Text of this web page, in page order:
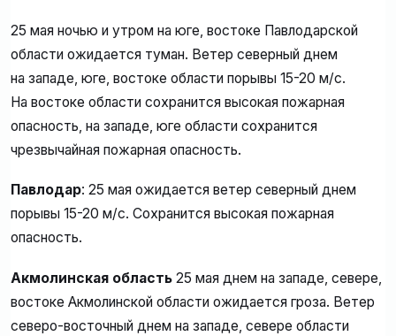
25 мая ночью и утром на юге, востоке Павлодарской
области ожидается туман. Ветер северный днем
на западе, юге, востоке области порывы 15-20 м/с.
На востоке области сохранится высокая пожарная
опасность, на западе, юге области сохранится
чрезвычайная пожарная опасность.
Павлодар: 25 мая ожидается ветер северный днем
порывы 15-20 м/с. Сохранится высокая пожарная
опасность.
Акмолинская область 25 мая днем на западе, севере,
востоке Акмолинской области ожидается гроза. Ветер
северо-восточный днем на западе, севере области